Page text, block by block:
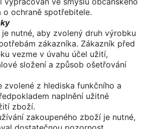
o ochraně spotřebitele.
nutné, aby zvolený druh výrobku
zákazníka. Zákazník před
vezme v úvahu účel užití,
složení a způsob ošetřování
zvolené z hlediska funkčního a
naplnění užitné
zboží.
zakoupeného zboží je nutné,